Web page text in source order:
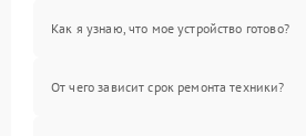
Как я узнаю, что мое устройство готово?
От чего зависит срок ремонта техники?